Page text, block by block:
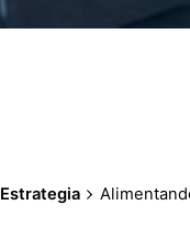
Estrategia